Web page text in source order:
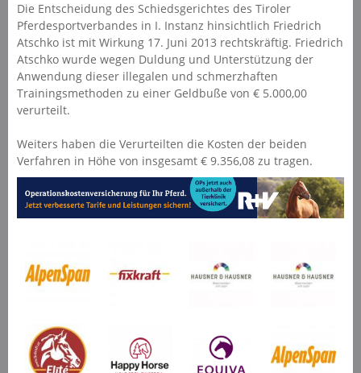
Die Entscheidung des Schiedsgerichtes des Tiroler
Pferdesportverbandes in I. Instanz hinsichtlich Friedrich
Atschko ist mit Wirkung 17. Juni 2013 rechtskräftig. Friedrich
Atschko wurde wegen Duldung und Unterstützung der
Anwendung dieser illegalen und schmerzhaften
Trainingsmethoden zu einer Geldbuße von € 5.000,00
verurteilt.
Weiters haben die Verurteilten die Kosten der beiden
Verfahren in Höhe von insgesamt € 9.356,08 zu tragen.